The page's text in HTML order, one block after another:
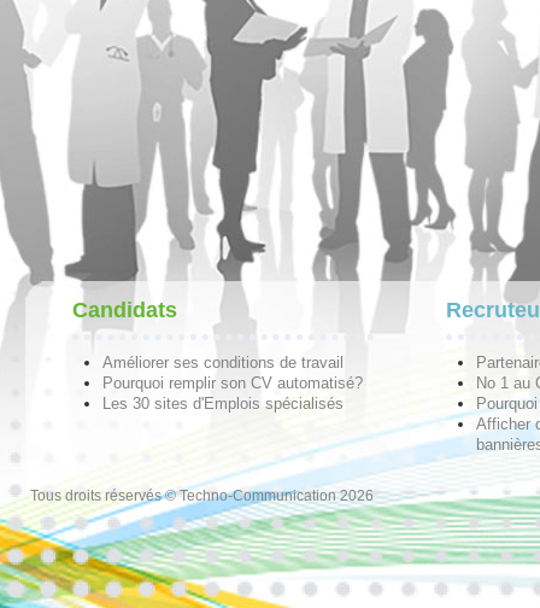
Candidats
Améliorer ses conditions de travail
Pourquoi remplir son CV automatisé?
Les 30 sites d'Emplois spécialisés
No 1 au
Afficher
Tous droits réservés © Techno-Communication 2026